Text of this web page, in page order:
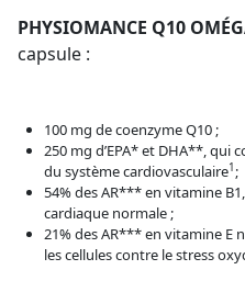
PHYSIOMANCE Q10
capsule :
100 mg de coenzyme Q10 ;
250 mg d’EPA* et DHA**,
du système cardiovasculaire1 ;
54% des AR*** en vitamine
cardiaque normale ;
21% des AR*** en vitamine E
les cellules contre le stress